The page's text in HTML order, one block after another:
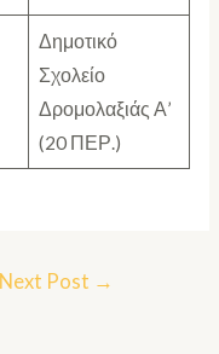
Δημοτικό
Σχολείο
Δρομολαξιάς Α’
(20 ΠΕΡ.)
Next Post →